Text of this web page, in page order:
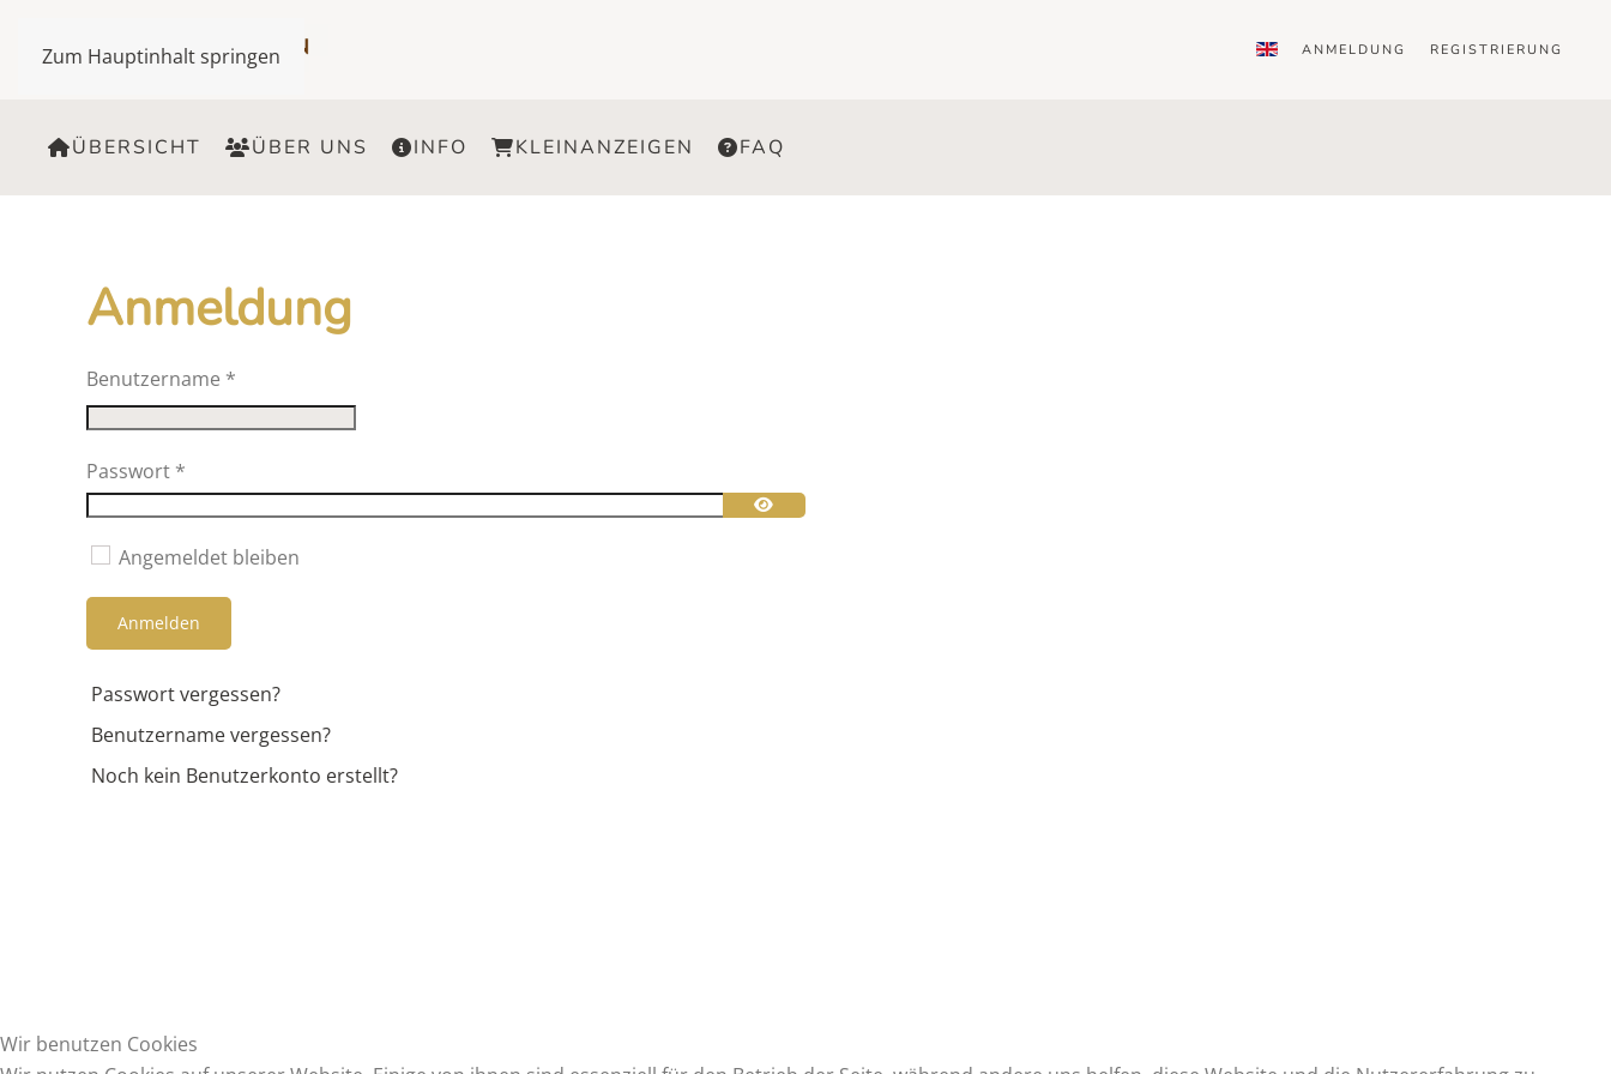
Zum Hauptinhalt springen ANMELDUNG REGISTRIERUNG
ÜBERSICHT ÜBER UNS INFO KLEINANZEIGEN FAQ
Anmeldung
Benutzername *
Passwort *
Passwort anzeigen
Angemeldet bleiben
Anmelden
Passwort vergessen?
Benutzername vergessen?
Noch kein Benutzerkonto erstellt?
Wir benutzen Cookies